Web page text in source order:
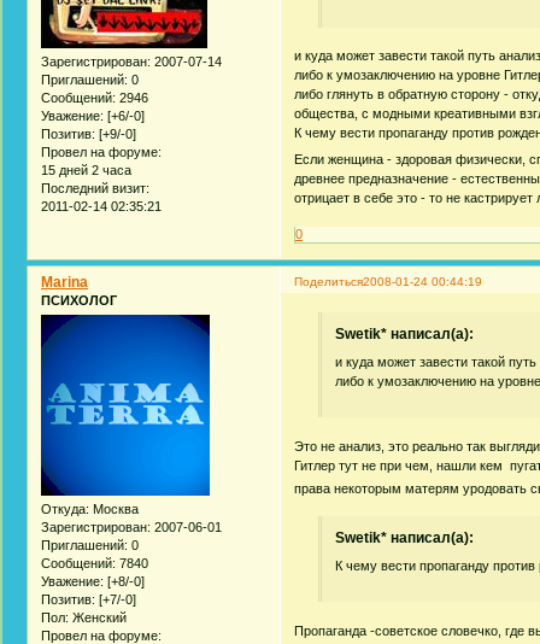
Зарегистрирован: 2007-07-14
Приглашений: 0
Сообщений: 2946
Уважение: [+6/-0]
Позитив: [+9/-0]
Провел на форуме:
15 дней 2 часа
Последний визит:
2011-02-14 02:35:21
и куда может завести такой путь
либо к умозаключению на уровне
либо глянуть в обратную сторону -
общества, с модными креативными
К чему вести пропаганду против
Если женщина - здоровая физически,
древнее предназначение -
отрицает в себе это - то не
0
Поделиться2008-01-24 00:44:19
Marina
ПСИХОЛОГ
Откуда: Москва
Зарегистрирован: 2007-06-01
Приглашений: 0
Сообщений: 7840
Уважение: [+8/-0]
Позитив: [+7/-0]
Пол: Женский
Провел на форуме:
Swetik* написал(а):
и куда может завести такой
либо к умозаключению на
Это не анализ, это реально так
Гитлер тут не при чем, нашли кем
права некоторым матерям уродовать
Swetik* написал(а):
К чему вести пропаганду
Пропаганда -советское словечко, где